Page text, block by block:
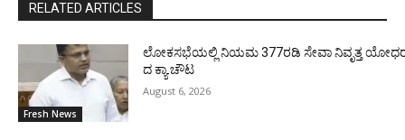
RELATED ARTICLES
Fresh News
ಲೋಕಸಭೆಯಲ್ಲಿ ನಿಯಮ 377ರಡಿ ಸೇವಾ ನಿವೃತ್ತ ಯೋಧರ
ದ ಕ್ಯಾ.ಚೌಟ
August 6, 2026